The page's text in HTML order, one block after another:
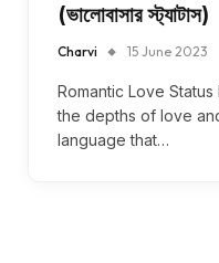
(ভালোবাসার স্ট্যাটাস)
Charvi 15 June 2023
Romantic Love
the depths of love
language that…